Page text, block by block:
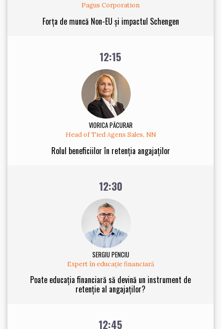
Pagus Corporation
Forța de muncă Non-EU și impactul Schengen
12:15
VIORICA PĂCURAR
Head of Tied Agens Sales, NN
Rolul beneficiilor în retenția angajaților
12:30
SERGIU PENCIU
Expert în educație financiară
Poate educația financiară să devină un instrument de
retenție al angajaților?
12:45